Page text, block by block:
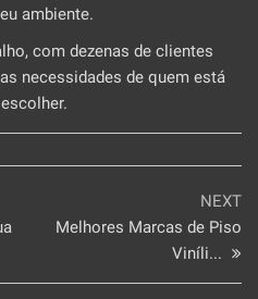
ambiente.
com dezenas de clientes
necessidades de quem está
NEXT
Melhores Marcas de Piso
Viníli...